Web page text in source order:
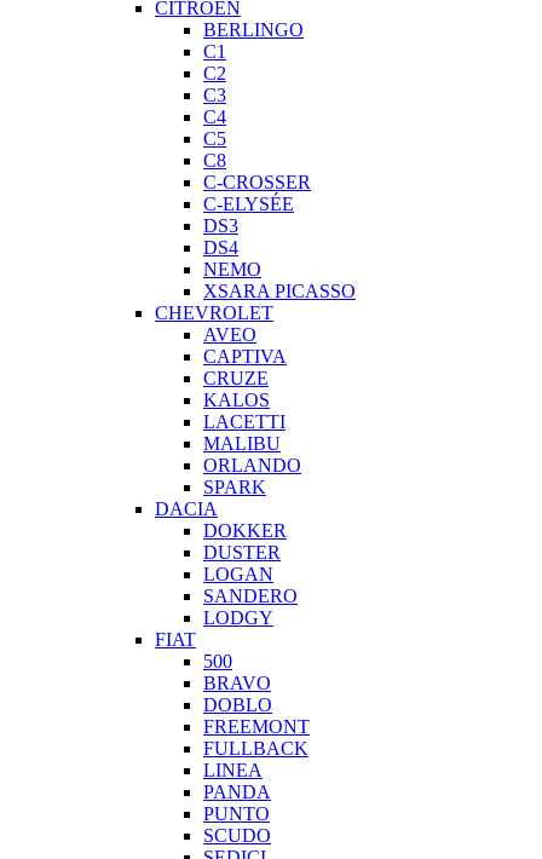
CITROEN
BERLINGO
C1
C2
C3
C4
C5
C8
C-CROSSER
C-ELYSÉE
DS3
DS4
NEMO
XSARA PICASSO
CHEVROLET
AVEO
CAPTIVA
CRUZE
KALOS
LACETTI
MALIBU
ORLANDO
SPARK
DACIA
DOKKER
DUSTER
LOGAN
SANDERO
LODGY
FIAT
500
BRAVO
DOBLO
FREEMONT
FULLBACK
LINEA
PANDA
PUNTO
SCUDO